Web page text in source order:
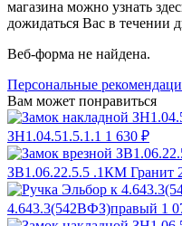
магазина можно узнать
дожидаться Вас в течении
Веб-форма не найдена.
Персональные
Вам может понравиться
ЗН1.04.51.5.1.1 1 630 ₽
ЗВ1.06.22.5.5 .1КМ Гранит
4.643.3(542ВФЗ)правый 1